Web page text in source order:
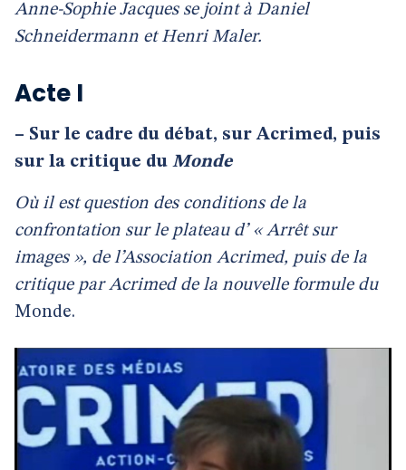
Anne-Sophie Jacques se joint à Daniel
Schneidermann et Henri Maler.
Acte I
– Sur le cadre du débat, sur Acrimed, puis
sur la critique du Monde
Où il est question des conditions de la
confrontation sur le plateau d’ « Arrêt sur
images », de l’Association Acrimed, puis de la
critique par Acrimed de la nouvelle formule du
Monde.